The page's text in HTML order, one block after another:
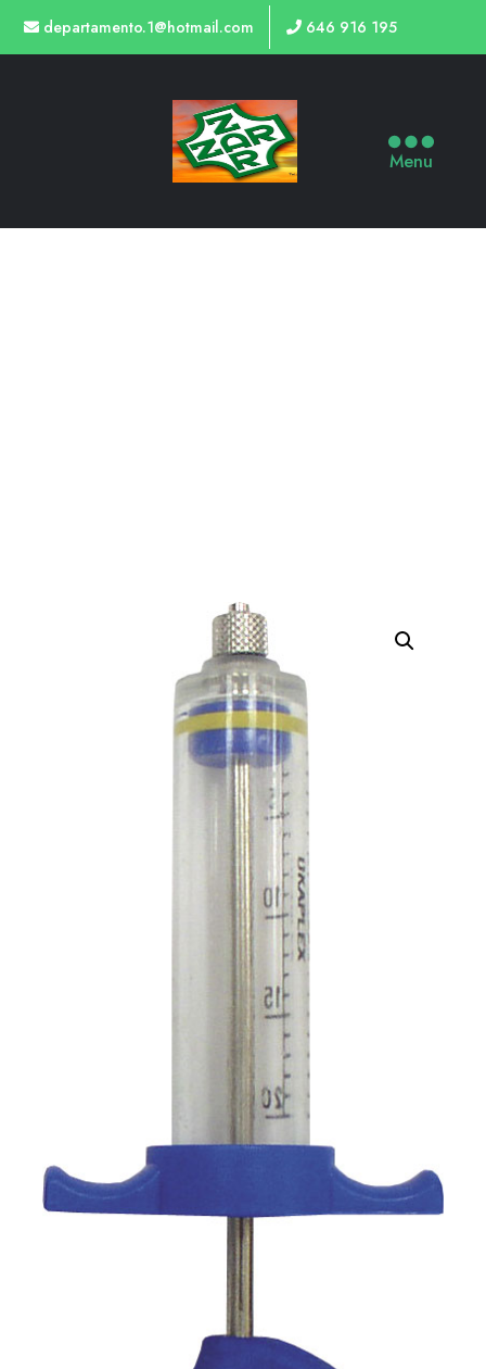
departamento.1@hotmail.com 646 916 195
Menu